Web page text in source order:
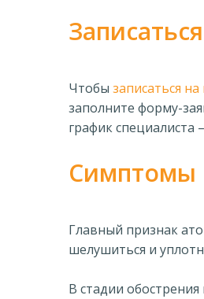
Чтобы записаться
заполните форму-
график специалиста
Симптомы
Главный признак
шелушиться и
В стадии